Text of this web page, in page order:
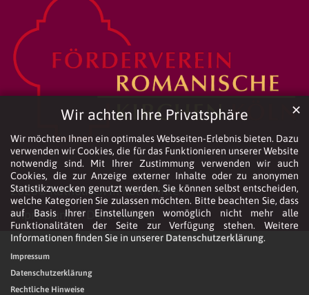
Wir achten Ihre Privatsphäre
Wir möchten Ihnen ein optimales Webseiten-Erlebnis bieten. Dazu
verwenden wir Cookies, die für das Funktionieren unserer Website
notwendig sind. Mit Ihrer Zustimmung verwenden wir auch
Cookies, die zur Anzeige externer Inhalte oder zu anonymen
Statistikzwecken genutzt werden. Sie können selbst entscheiden,
welche Kategorien Sie zulassen möchten. Bitte beachten Sie, dass
auf Basis Ihrer Einstellungen womöglich nicht mehr alle
Funktionalitäten der Seite zur Verfügung stehen. Weitere
Informationen finden Sie in unserer Datenschutzerklärung.
✕
Impressum
Datenschutzerklärung
Rechtliche Hinweise
2026© Katholisch in Köln-Mitte
Impressum// Datenschutz